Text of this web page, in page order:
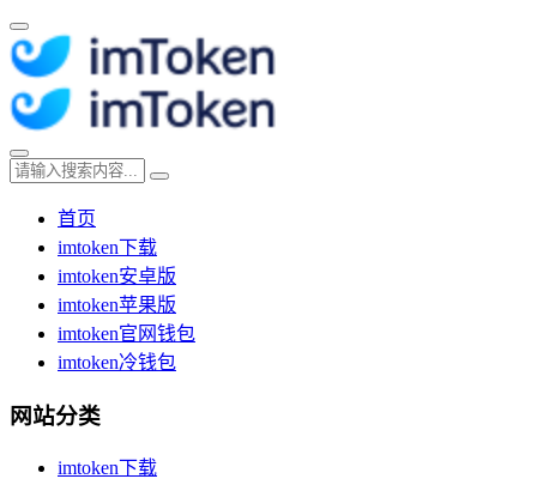
首页
imtoken下载
imtoken安卓版
imtoken苹果版
imtoken官网钱包
imtoken冷钱包
网站分类
imtoken下载